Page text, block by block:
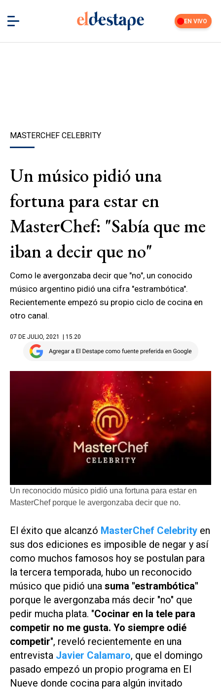
EN VIVO
MASTERCHEF CELEBRITY
Un músico pidió una
fortuna para estar en
MasterChef: "Sabía que me
iban a decir que no"
Como le avergonzaba decir que "no", un conocido
músico argentino pidió una cifra "estrambótica".
Recientemente empezó su propio ciclo de cocina en
otro canal.
07 DE JULIO, 2021 | 15.20
Un reconocido músico pidió una fortuna para estar en
MasterChef porque le avergonzaba decir que no.
El éxito que alcanzó MasterChef Celebrity en
sus dos ediciones es imposible de negar y así
como muchos famosos hoy se postulan para
la tercera temporada, hubo un reconocido
músico que pidió una suma "estrambótica"
porque le avergonzaba más decir "no" que
pedir mucha plata. "Cocinar en la tele para
competir no me gusta. Yo siempre odié
competir", reveló recientemente en una
entrevista Javier Calamaro, que el domingo
pasado empezó un propio programa en El
Nueve donde cocina para algún invitado